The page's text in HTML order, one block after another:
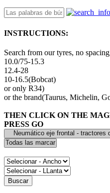
INSTRUCTIONS:
Search from our tyres, no
10.0/75-15.3
12.4-28
10-16.5(Bobcat)
or only R34)
or the brand(Taurus, Michelin,
THEN CLICK ON THE
PRESS GO